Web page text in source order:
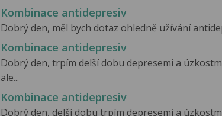
Kombinace antidepresiv
Dobrý den, měl bych dotaz ohledně užívání
Kombinace antidepresiv
Dobrý den, trpím delší dobu depresemi a
ale...
Kombinace antidepresiv
Dobrý den, delší dobu trpím depresemi a